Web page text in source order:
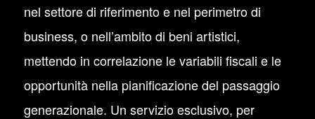
nel settore di riferimento e nel perimetro di
business, o nell’ambito di beni artistici,
mettendo in correlazione le variabili fiscali e le
opportunità nella pianificazione del passaggio
generazionale. Un servizio esclusivo, per